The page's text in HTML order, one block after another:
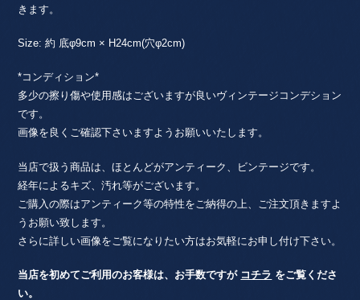
セ
ッ
/
ス
ウ
ェ
ー
ン
個
きます。
Size: 約 底φ9cm × H24cm(穴φ2cm)
*コンディション*
多少の擦り傷や使用感はございますが良いヴィンテージコンデション
です。
画像を良くご確認下さいますようお願いいたします。
当店で扱う商品は、ほとんどがアンティーク、ビンテージです。
経年によるキズ、汚れ等がございます。
ご購入の際はアンティーク等の特性をご納得の上、ご注文頂きますよ
うお願い致します。
さらに詳しい画像をご覧になりたい方はお気軽にお申し付け下さい。
当店を初めてご利用のお客様は、お手数ですが コチラ をご覧くださ
い。